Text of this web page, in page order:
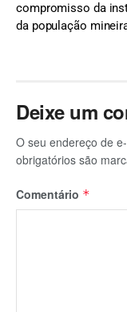
compromisso da
da população
Deixe um
O seu endereço de
obrigatórios são
Comentário *